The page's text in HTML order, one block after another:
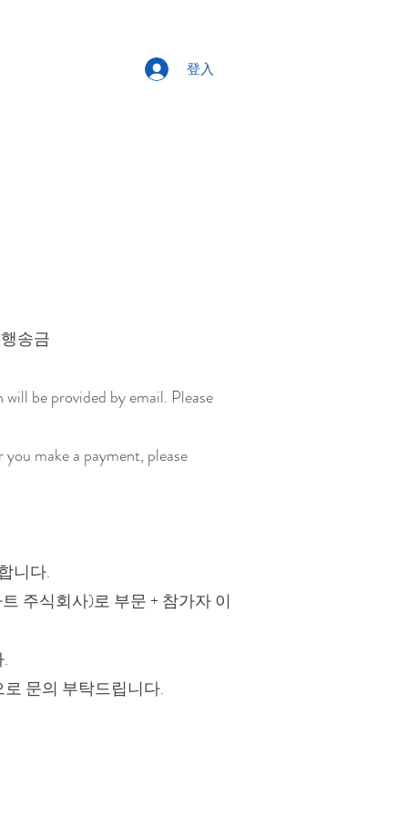
登入
행송금
be provided by email. Please
make a payment, please
니다.
주식회사)로 부문 + 참가자 이
로 문의 부탁드립니다.